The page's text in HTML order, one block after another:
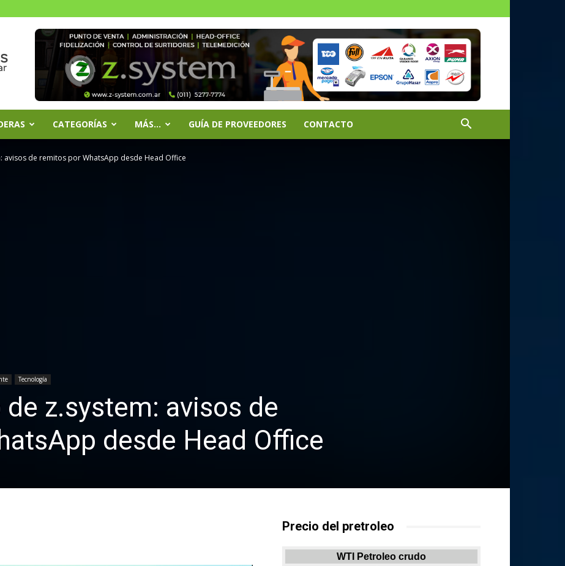
CATEGORÍAS MÁS… GUÍA DE PROVEEDORES CONTACTO
avisos de remitos por WhatsApp desde Head Office
Tecnología
z.system: avisos de
desde Head Office
Precio del pretroleo
WTI Petroleo crudo